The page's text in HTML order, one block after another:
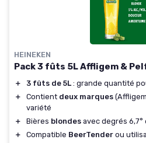
HEINEKEN
Pack 3 fûts 5L Affligem &
＋ 3 fûts de 5L : grande quantité
＋
Contient deux marques
variété
＋
Bières blondes avec degrés 6,7°
＋
Compatible BeerTender ou